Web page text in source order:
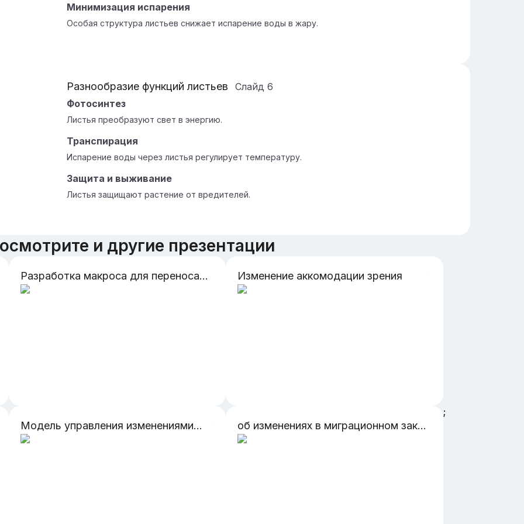
Минимизация испарения
Особая структура листьев снижает испарение воды в жару.
Разнообразие функций листьев Слайд 6
Фотосинтез
Листья преобразуют свет в энергию.
Транспирация
Испарение воды через листья регулирует температуру.
Защита и выживание
Листья защищают растение от вредителей.
и другие презентации
Разработка макроса для переноса данных из таблицы в Excel в word документ приказа, меняя нужные данные Изменение аккомодации зрения
Модель управления изменениями Джона Фишера об изменениях в миграционном законодательстве, касающихся режима высылки и реестра контролируемых лиц
;